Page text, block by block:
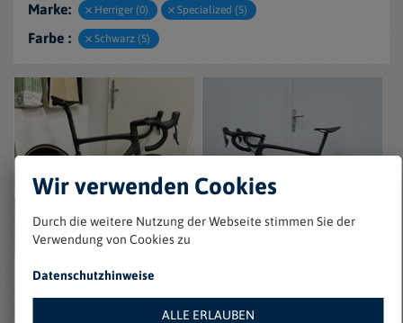
Marke: Herriger (0) Specialized (5)
Farbe : Schwarz (5)
Specialized S-Works
Tarmac SL7
Tarmac
Wir verwenden Cookies
Durch die weitere Nutzung der Webseite stimmen Sie der
Verwendung von Cookies zu
Datenschutzhinweise
ALLE ERLAUBEN